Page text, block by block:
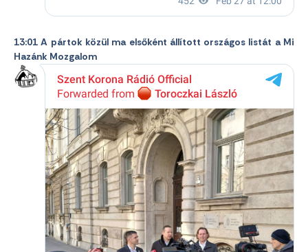
13:01 A pártok közül ma elsőként állított országos listát a Mi
Hazánk Mozgalom